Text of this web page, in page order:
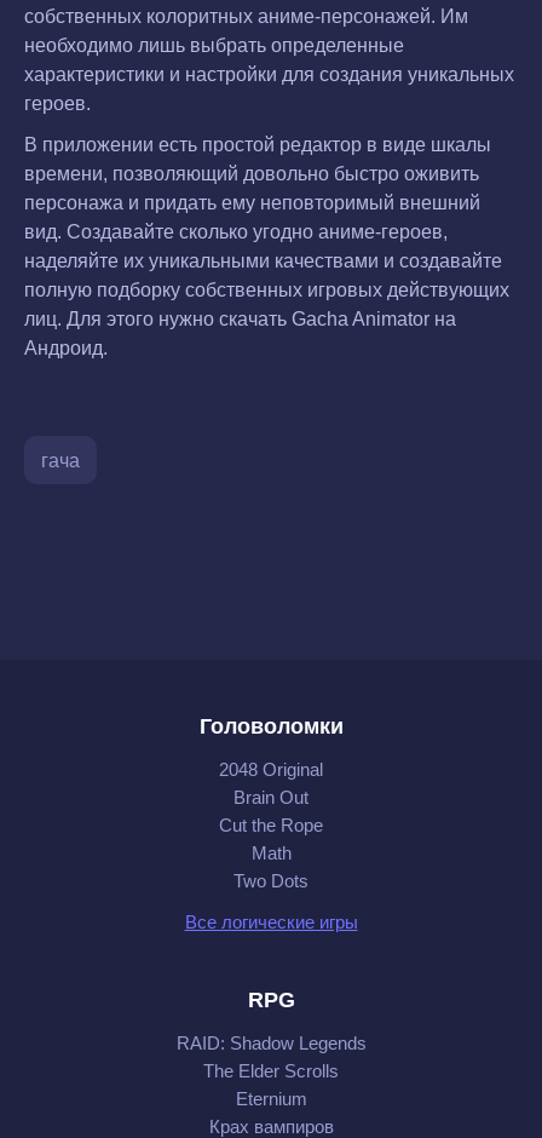
собственных колоритных аниме-персонажей. Им
необходимо лишь выбрать определенные
характеристики и настройки для создания уникальных
героев.
В приложении есть простой редактор в виде шкалы
времени, позволяющий довольно быстро оживить
персонажа и придать ему неповторимый внешний
вид. Создавайте сколько угодно аниме-героев,
наделяйте их уникальными качествами и создавайте
полную подборку собственных игровых действующих
лиц. Для этого нужно скачать Gacha Animator на
Андроид.
гача
Головоломки
2048 Original
Brain Out
Cut the Rope
Math
Two Dots
Все логические игры
RPG
RAID: Shadow Legends
The Elder Scrolls
Eternium
Крах вампиров